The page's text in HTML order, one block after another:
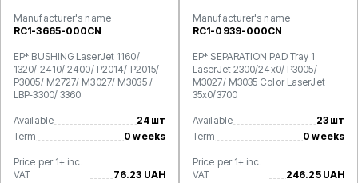
Manufacturer's name
RC1-3665-000CN
EP* BUSHING LaserJet 1160/
1320/ 2410/ 2400/ P2014/ P2015/
P3005/ M2727/ M3027/ M3035 /
LBP-3300/ 3360
Available
24 шт
Term
0 weeks
Price per 1+ inc.
VAT
76.23 UAH
Manufacturer's name
RC1-0939-000CN
EP* SEPARATION PAD Tray 1
LaserJet 2300/24x0/ P3005/
M3027/ M3035 Color LaserJet
35x0/3700
Available
23 шт
Term
0 weeks
Price per 1+ inc.
VAT
246.25 UAH